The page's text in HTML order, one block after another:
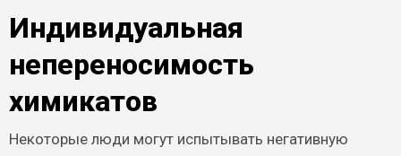
Индивидуальная
непереносимость
химикатов
Некоторые люди могут испытывать негативную